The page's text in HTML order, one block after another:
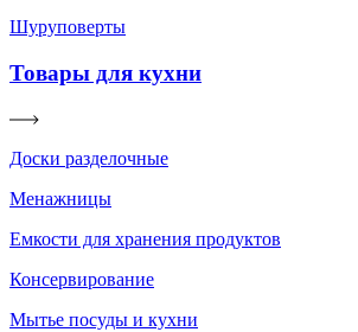
Шуруповерты
Товары для кухни
Доски разделочные
Менажницы
Емкости для хранения продуктов
Консервирование
Мытье посуды и кухни